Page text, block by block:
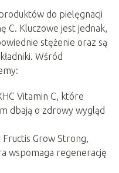
do pielęgnacji
C. Kluczowe jest jednak,
stężenie oraz są
Wśród
Vitamin C, które
dbają o zdrowy wygląd
Fructis Grow Strong,
wspomaga regenerację